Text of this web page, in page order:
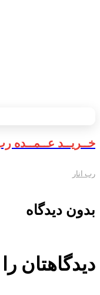
خــریــد عــمــده
رب انار
بدون دیدگاه
دیدگاهتان